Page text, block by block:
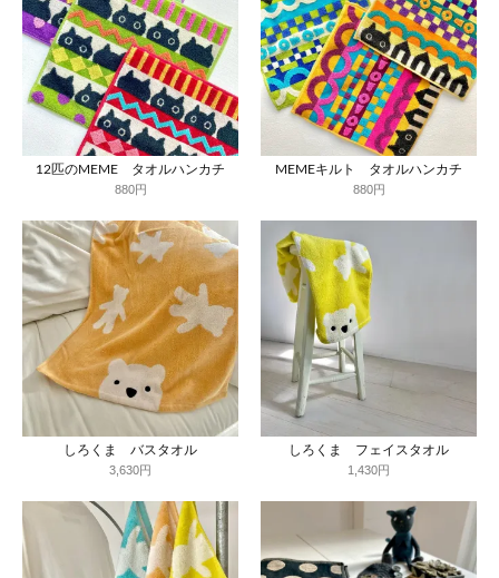
12匹のMEME タオルハンカチ
880円
MEMEキルト タオルハンカチ
880円
しろくま バスタオル
3,630円
しろくま フェイスタオル
1,430円